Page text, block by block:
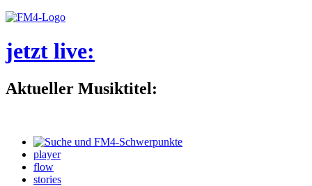
jetztlive:
AktuellerMusiktitel:
player
flow
stories